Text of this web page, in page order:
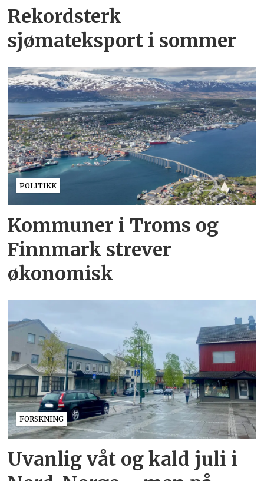
Rekordsterk
sjømateksport i sommer
POLITIKK
Kommuner i Troms og
Finnmark strever
økonomisk
FORSKNING
Uvanlig våt og kald juli i